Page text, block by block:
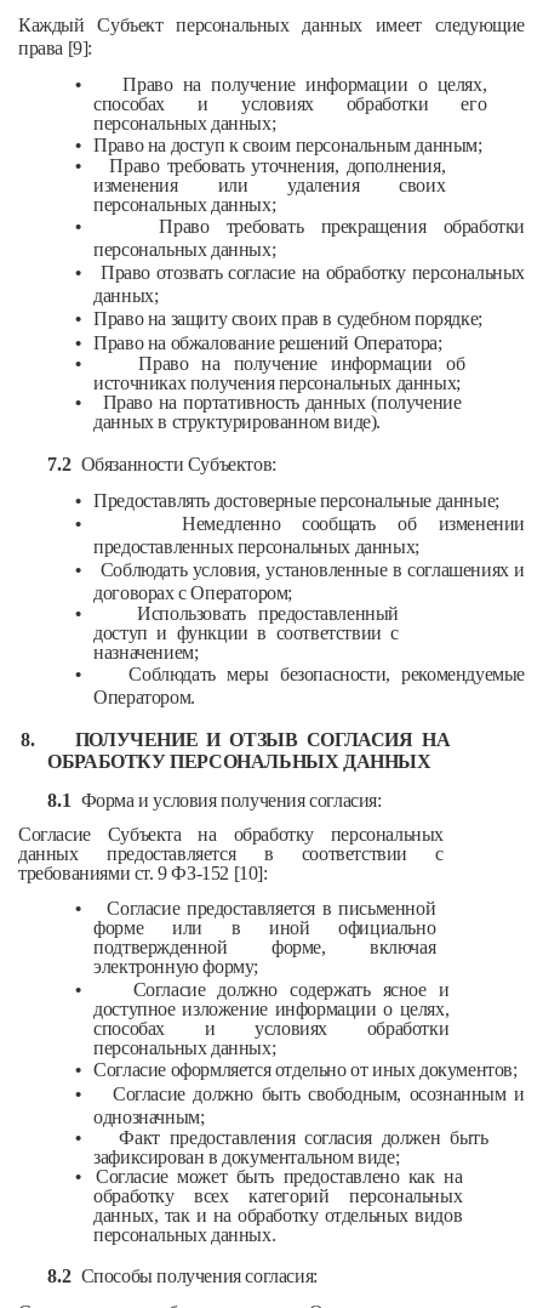
Каждый Субъект персональных данных имеет следующие
права [9]:
•
Право на получение информации о целях,
способах и условиях обработки его
персональных данных;
•
Право на доступ к своим персональным данным;
•
Право требовать уточнения, дополнения,
изменения или удаления своих
персональных данных;
•
Право требовать прекращения обработки
персональных данных;
•
Право отозвать согласие на обработку персональных
данных;
•
Право на защиту своих прав в судебном порядке;
•
Право на обжалование решений Оператора;
•
Право на получение информации об
источниках получения персональных данных;
•
Право на портативность данных (получение
данных в структурированном виде).
7.2 Обязанности Субъектов:
•
Предоставлять достоверные персональные данные;
•
Немедленно сообщать об изменении
предоставленных персональных данных;
•
Соблюдать условия, установленные в соглашениях и
договорах с Оператором;
•
Использовать предоставленный
доступ и функции в соответствии с
назначением;
•
Соблюдать меры безопасности, рекомендуемые
Оператором.
8.
ПОЛУЧЕНИЕ И ОТЗЫВ СОГЛАСИЯ НА
ОБРАБОТКУ ПЕРСОНАЛЬНЫХ ДАННЫХ
8.1 Форма и условия получения согласия:
Согласие Субъекта на обработку персональных
данных предоставляется в соответствии с
требованиями ст. 9 ФЗ-152 [10]:
•
Согласие предоставляется в письменной
форме или в иной официально
подтвержденной форме, включая
электронную форму;
•
Согласие должно содержать ясное и
доступное изложение информации о целях,
способах и условиях обработки
персональных данных;
•
Согласие оформляется отдельно от иных документов;
•
Согласие должно быть свободным, осознанным и
однозначным;
•
Факт предоставления согласия должен быть
зафиксирован в документальном виде;
•
Согласие может быть предоставлено как на
обработку всех категорий персональных
данных, так и на обработку отдельных видов
персональных данных.
8.2 Способы получения согласия: